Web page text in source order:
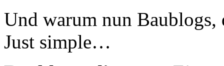
Und warum nun Baublogs,
Just simple…